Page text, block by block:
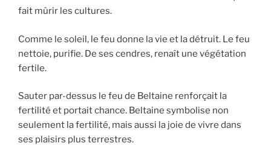
fait mûrir les cultures.
Comme le soleil, le feu donne la vie et la détruit. Le feu
nettoie, purifie. De ses cendres, renaît une végétation
fertile.
Sauter par-dessus le feu de Beltaine renforçait la
fertilité et portait chance. Beltaine symbolise non
seulement la fertilité, mais aussi la joie de vivre dans
ses plaisirs plus terrestres.